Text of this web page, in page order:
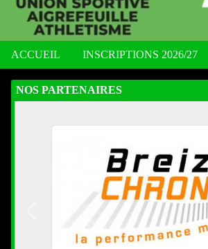
ACCUEIL INSCRIPTIONS 2026/27
NOS PARTENAIRES